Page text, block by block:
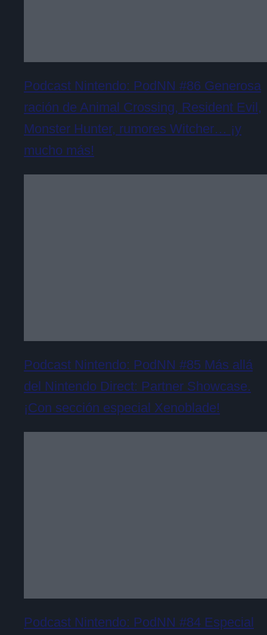
Podcast Nintendo: PodNN #86 Generosa
ración de Animal Crossing, Resident Evil,
Monster Hunter, rumores Witcher… ¡y
mucho más!
Podcast Nintendo: PodNN #85 Más allá
del Nintendo Direct: Partner Showcase.
¡Con sección especial Xenoblade!
Podcast Nintendo: PodNN #84 Especial